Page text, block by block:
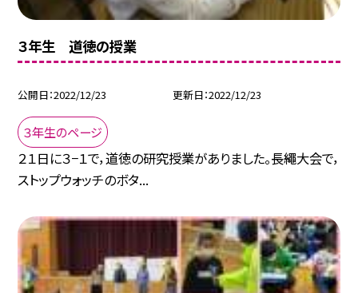
３年生 道徳の授業
公開日 2022/12/23 更新日 2022/12/23
３年生のページ
２１日に３−１で，道徳の研究授業がありました。長繩大会で，
ストップウォッチのボタ...